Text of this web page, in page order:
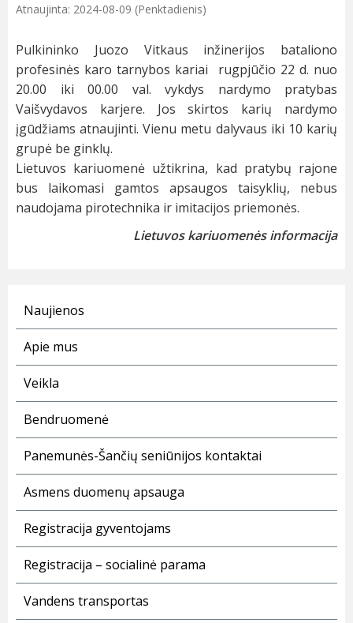
Atnaujinta: 2024-08-09 (Penktadienis)
Pulkininko Juozo Vitkaus inžinerijos bataliono
profesinės karo tarnybos kariai rugpjūčio 22 d. nuo
20.00 iki 00.00 val. vykdys nardymo pratybas
Vaišvydavos karjere. Jos skirtos karių nardymo
įgūdžiams atnaujinti. Vienu metu dalyvaus iki 10 karių
grupė be ginklų.
Lietuvos kariuomenė užtikrina, kad pratybų rajone
bus laikomasi gamtos apsaugos taisyklių, nebus
naudojama pirotechnika ir imitacijos priemonės.
Lietuvos kariuomenės informacija
Naujienos
Apie mus
Veikla
Bendruomenė
Panemunės-Šančių seniūnijos kontaktai
Asmens duomenų apsauga
Registracija gyventojams
Registracija – socialinė parama
Vandens transportas